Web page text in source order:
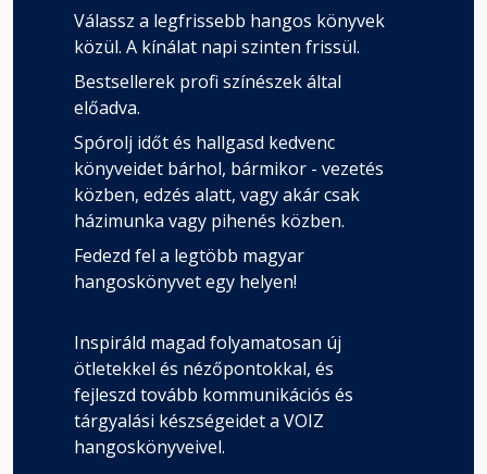
Válassz a legfrissebb hangos könyvek
közül. A kínálat napi szinten frissül.
Bestsellerek profi színészek által
előadva.
Spórolj időt és hallgasd kedvenc
könyveidet bárhol, bármikor - vezetés
közben, edzés alatt, vagy akár csak
házimunka vagy pihenés közben.
Fedezd fel a legtöbb magyar
hangoskönyvet egy helyen!
Inspiráld magad folyamatosan új
ötletekkel és nézőpontokkal, és
fejleszd tovább kommunikációs és
tárgyalási készségeidet a VOIZ
hangoskönyveivel.